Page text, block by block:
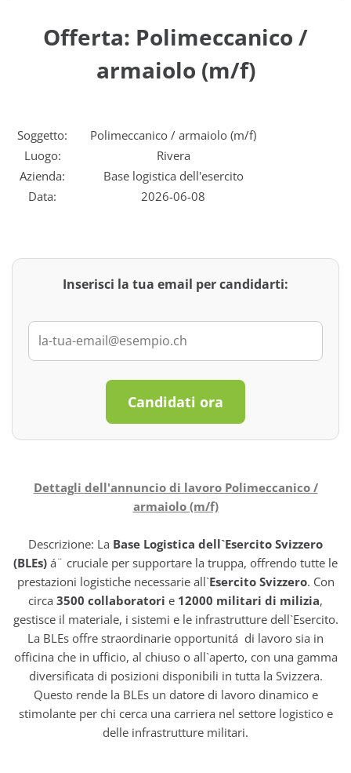
Offerta: Polimeccanico /
armaiolo (m/f)
Soggetto:
Polimeccanico / armaiolo (m/f)
Luogo:
Rivera
Azienda:
Base logistica dell'esercito
Data:
2026-06-08
Inserisci la tua email per candidarti:
Candidati ora
Dettagli dell'annuncio di lavoro Polimeccanico /
armaiolo (m/f)
Descrizione: La Base Logistica dell`Esercito Svizzero
(BLEs) á¨ cruciale per supportare la truppa, offrendo tutte le
prestazioni logistiche necessarie all`Esercito Svizzero. Con
circa 3500 collaboratori e 12000 militari di milizia,
gestisce il materiale, i sistemi e le infrastrutture dell`Esercito.
La BLEs offre straordinarie opportunitá di lavoro sia in
officina che in ufficio, al chiuso o all`aperto, con una gamma
diversificata di posizioni disponibili in tutta la Svizzera.
Questo rende la BLEs un datore di lavoro dinamico e
stimolante per chi cerca una carriera nel settore logistico e
delle infrastrutture militari.